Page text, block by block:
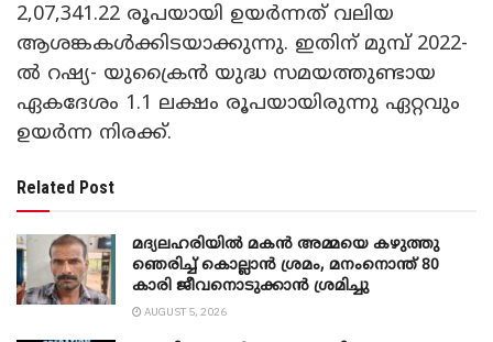
2,07,341.22 രൂപയായി ഉയർന്നത് വലിയ
ആശങ്കകൾക്കിടയാക്കുന്നു. ഇതിന് മുമ്പ് 2022-
ൽ റഷ്യ- യുക്രൈൻ യുദ്ധ സമയത്തുണ്ടായ
ഏകദേശം 1.1 ലക്ഷം രൂപയായിരുന്നു ഏറ്റവും
ഉയർന്ന നിരക്ക്.
Related Post
മദ്യലഹരിയിൽ മകൻ അമ്മയെ കഴുത്തു
ഞെരിച്ച് കൊല്ലാൻ ശ്രമം, മനംനൊന്ത് 80
കാരി ജീവനൊടുക്കാൻ ശ്രമിച്ചു
AUGUST 5, 2026